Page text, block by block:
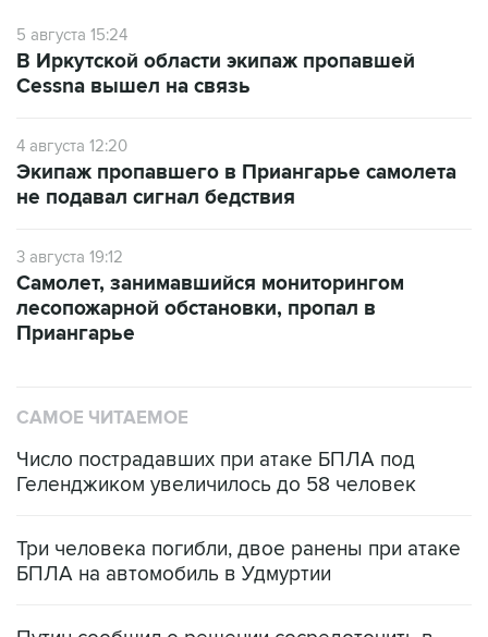
5 августа 15:24
В Иркутской области экипаж пропавшей
Cessna вышел на связь
4 августа 12:20
Экипаж пропавшего в Приангарье самолета
не подавал сигнал бедствия
3 августа 19:12
Самолет, занимавшийся мониторингом
лесопожарной обстановки, пропал в
Приангарье
САМОЕ ЧИТАЕМОЕ
Число пострадавших при атаке БПЛА под
Геленджиком увеличилось до 58 человек
Три человека погибли, двое ранены при атаке
БПЛА на автомобиль в Удмуртии